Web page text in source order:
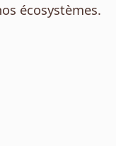
écosystèmes.